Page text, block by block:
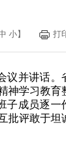
小】 打
议并讲话。
神学习教育
子成员逐一
批评敢于坦